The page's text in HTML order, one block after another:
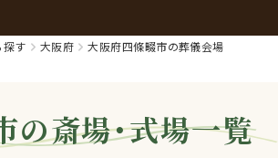
探す 大阪府 大阪府四條畷市の葬儀会場
の斎場・式場一覧